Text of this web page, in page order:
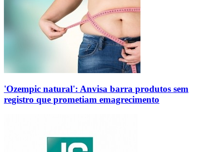
'Ozempic natural': Anvisa barra produtos sem
registro que prometiam emagrecimento